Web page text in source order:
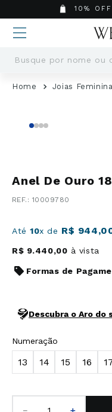
10%
Busque por nome ou
Joias
Anel De Ouro
: 10009780
Até10x de R$ 944,
R$ 9.440,00 à vista
Formas de
Descubra o Aro do
Numeração
13 14 15 16
＋
－
Termos mais
6º
Argola
7º
Casamento
9º
Pingente
10 º São Bento